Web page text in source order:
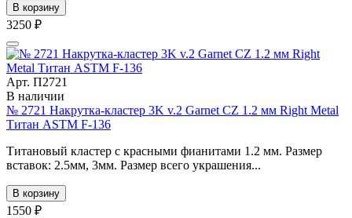
В корзину
3250 ₽
Арт. П2721
В наличии
№ 2721 Накрутка-кластер 3K v.2 Garnet CZ 1.2 мм Right Metal
Титан ASTM F-136
Титановый кластер с красными фианитами 1.2 мм. Размер
вставок: 2.5мм, 3мм. Размер всего украшения...
В корзину
1550 ₽